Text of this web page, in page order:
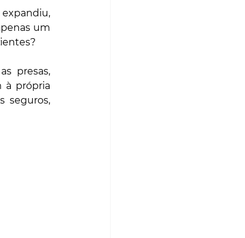
um
presas,
à própria
seguros,